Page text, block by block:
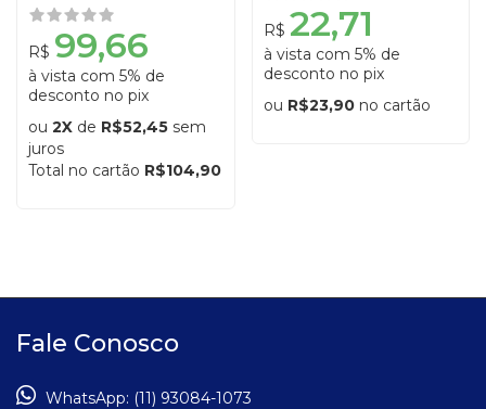
R$ 99,66
à vista com 5% de
desconto no pix
ou 2X de R$52,45 sem
juros
Total no cartão R$104,90
R$ 22,71
à vista com 5% de
desconto no pix
ou R$23,90no cartão
Fale Conosco
WhatsApp: (11) 93084-1073